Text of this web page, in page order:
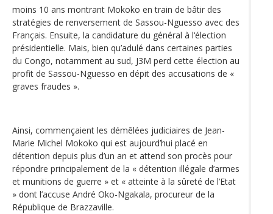
moins 10 ans montrant Mokoko en train de bâtir des
stratégies de renversement de Sassou-Nguesso avec des
Français. Ensuite, la candidature du général à l‘élection
présidentielle. Mais, bien qu’adulé dans certaines parties
du Congo, notamment au sud, J3M perd cette élection au
profit de Sassou-Nguesso en dépit des accusations de «
graves fraudes ».
Ainsi, commençaient les démêlées judiciaires de Jean-
Marie Michel Mokoko qui est aujourd’hui placé en
détention depuis plus d’un an et attend son procès pour
répondre principalement de la « détention illégale d’armes
et munitions de guerre » et « atteinte à la sûreté de l’Etat
» dont l’accuse André Oko-Ngakala, procureur de la
République de Brazzaville.